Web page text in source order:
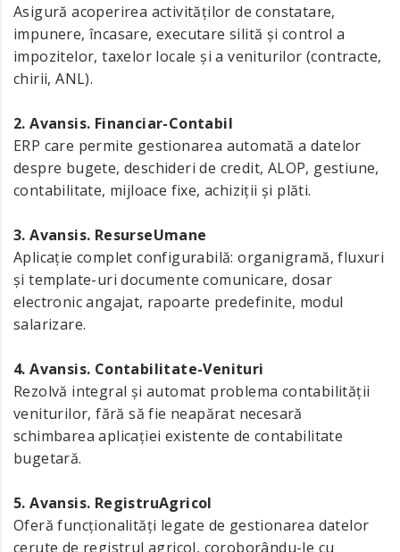
Asigură acoperirea activităților de constatare,
impunere, încasare, executare silită și control a
impozitelor, taxelor locale și a veniturilor (contracte,
chirii, ANL).
2. Avansis. Financiar-Contabil
ERP care permite gestionarea automată a datelor
despre bugete, deschideri de credit, ALOP, gestiune,
contabilitate, mijloace fixe, achiziții și plăti.
3. Avansis. ResurseUmane
Aplicație complet configurabilă: organigramă, fluxuri
și template-uri documente comunicare, dosar
electronic angajat, rapoarte predefinite, modul
salarizare.
4. Avansis. Contabilitate-Venituri
Rezolvă integral și automat problema contabilității
veniturilor, fără să fie neapărat necesară
schimbarea aplicației existente de contabilitate
bugetară.
5. Avansis. RegistruAgricol
Oferă funcționalități legate de gestionarea datelor
cerute de registrul agricol, coroborându-le cu